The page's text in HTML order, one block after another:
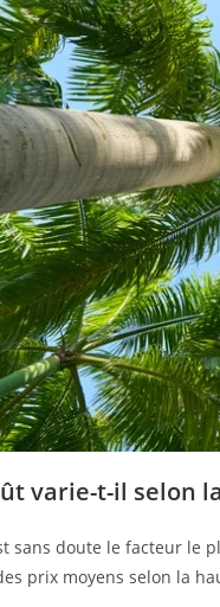
varie-t-il selon
sans doute le facteur le
prix moyens selon la